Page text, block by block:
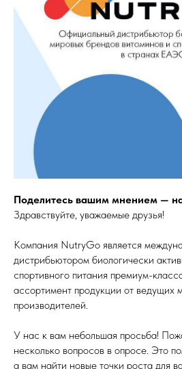
Поделитесь вашим мнением —
Здравствуйте, уважаемые друзья!
Компания NutryGo является
дистрибьютором биологически
спортивного питания премиум-
ассортимент продукции от ведущих
производителей.
У нас к вам небольшая просьба!
несколько вопросов в опросе. Это
а вам найти новые точки роста для